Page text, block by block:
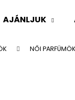
AJÁNLJUK
NŐI PARFÜMÖK